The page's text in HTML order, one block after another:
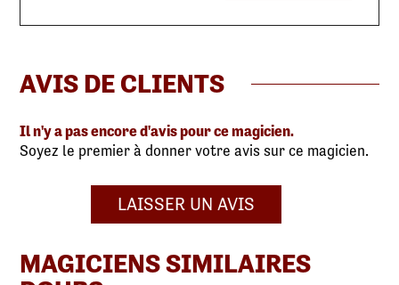
AVIS DE CLIENTS
Il n'y a pas encore d'avis pour ce magicien.
Soyez le premier à donner votre avis sur ce magicien.
LAISSER UN AVIS
MAGICIENS SIMILAIRES